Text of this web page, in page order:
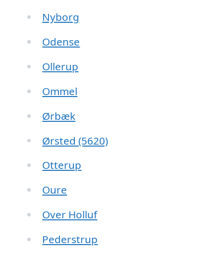
Nyborg
Odense
Ollerup
Ommel
Ørbæk
Ørsted (5620)
Otterup
Oure
Over Holluf
Pederstrup